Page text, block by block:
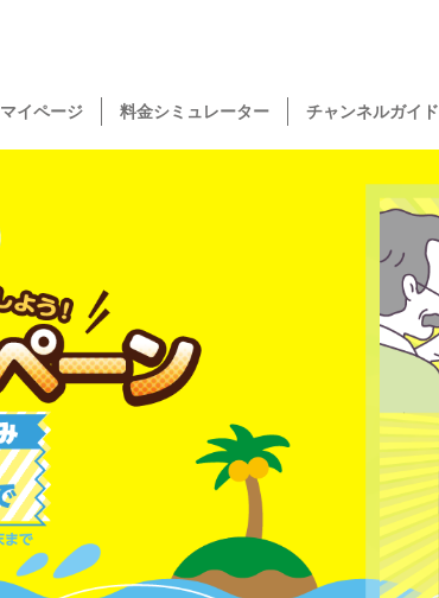
マイページ 料金シミュレーター チャンネルガイド